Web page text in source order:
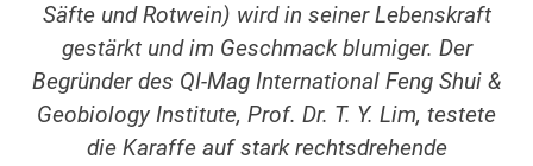
Säfte und Rotwein) wird in seiner Lebenskraft
gestärkt und im Geschmack blumiger. Der
Begründer des QI-Mag International Feng Shui &
Geobiology Institute, Prof. Dr. T. Y. Lim, testete
die Karaffe auf stark rechtsdrehende